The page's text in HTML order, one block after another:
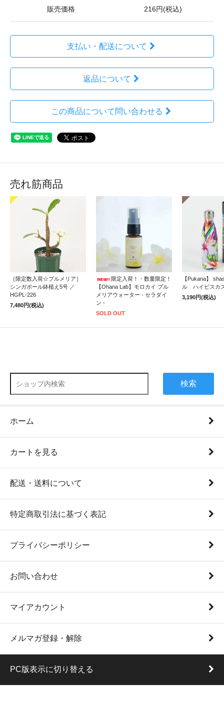
販売価格 216円(税込)
支払い・配送について
返品について
この商品について問い合わせる
売れ筋商品
［限定数入荷☆プルメリア］
シンガポール鉢植え5号 ／
HGPL-226
7,480円(税込)
限定入荷！・数量限定！
【Ohana Lab】モロカイ プル
メリアウォーター - セラダイ
ン -
SOLD OUT
【Pukana】
ル ハイビスカ
3,190円(税込)
検索
ホーム
カートを見る
配送・送料について
特定商取引法に基づく表記
プライバシーポリシー
お問い合わせ
マイアカウント
メルマガ登録・解除
PC版表示に切り替える